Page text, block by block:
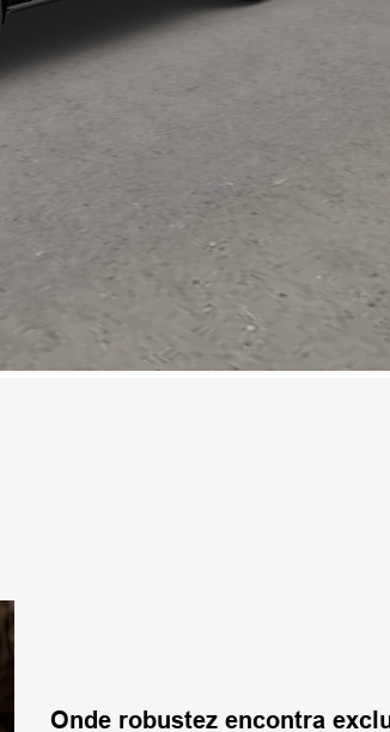
Onde robustez encontra